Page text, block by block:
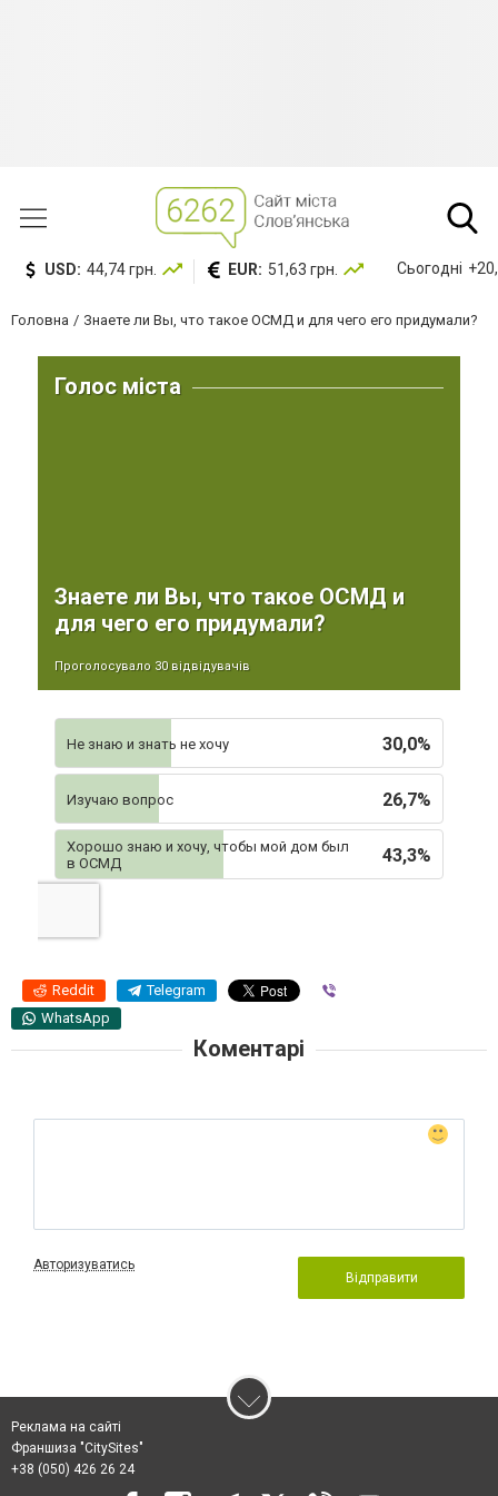
USD: 44,74 грн. EUR: 51,63 грн. Сьогодні
Головна Знаете ли Вы, что такое ОСМД и для чего его придумали?
Голос міста
Знаете ли Вы, что такое ОСМД и
для чего его придумали?
Проголосувало 30 відвідувачів
30,0%
Не знаю и знать не хочу
26,7%
Изучаю вопрос
43,3%
Хорошо знаю и хочу, чтобы мой дом был
в ОСМД
Reddit Telegram
WhatsApp
Коментарі
Авторизуватись
Відправити
Реклама на сайті
Франшиза "CitySites"
+38 (050) 426 26 24